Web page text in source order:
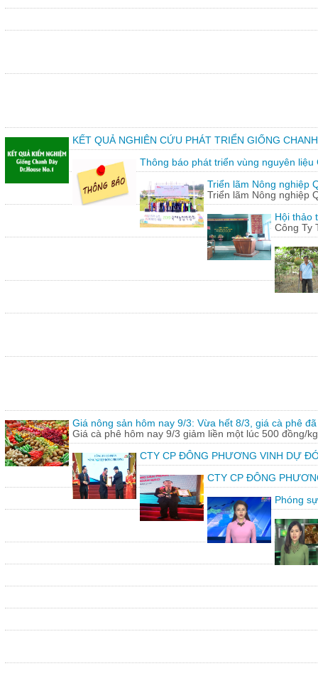
KẾT QUẢ NGHIÊN CỨU PHÁT TRIỂN GIỐNG
Thông báo phát triển vùng nguyên liệu
Triển lãm Nông nghiệp
Triển lãm Nông nghiệp
Hội thảo
Công Ty
Giá nông sản hôm nay 9/3: Vừa hết 8/3, giá cà phê
Giá cà phê hôm nay 9/3 giảm liền một lúc 500 đồng/
CTY CP ĐÔNG PHƯƠNG VINH DỰ
CTY CP ĐÔNG
Phóng